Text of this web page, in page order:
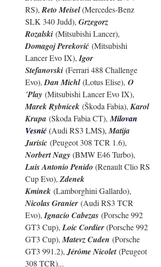
RS), Reto Meisel (Mercedes-Benz
SLK 340 Judd), Grzegorz
Rozalski (Mitsubishi Lancer),
Domagoj Pereković (Mitsubishi
Lancer Evo IX), Igor
Stefanovski (Ferrari 488 Challenge
Evo), Dan Michl (Lotus Elise), O
´Play (Mitsubishi Lancer Evo IX),
Marek Rybnicek (Škoda Fabia), Karol
Krupa (Skoda Fabia CT), Milovan
Vesnić (Audi RS3 LMS), Matija
Jurisic (Peugeot 308 TCR 1.6),
Norbert Nagy (BMW E46 Turbo),
Luis Antonio Penido (Renault Clio RS
Cup Evo), Zdenek
Kminek (Lamborghini Gallardo),
Nicolas Granier (Audi RS3 TCR
Evo), Ignacio Cabezas (Porsche 992
GT3 Cup), Loic Cordier (Porsche 992
GT3 Cup), Matevz Cuden (Porsche
GT3 991.2), Jérôme Nicolet (Peugeot
308 TCR)...